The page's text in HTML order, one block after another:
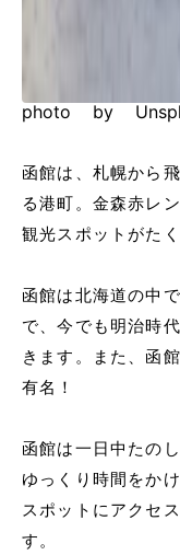
photo by
函館は、札幌から
る港町。金森赤レ
観光スポットがた
函館は北海道の中
で、今でも明治時
きます。また、函
有名！
函館は一日中たの
ゆっくり時間をか
スポットにアクセ
す。